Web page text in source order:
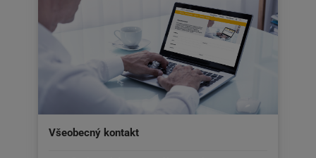
Všeobecný kontakt